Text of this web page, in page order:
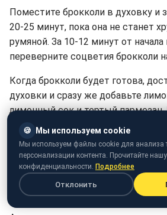
Поместите брокколи в духовку и
20-25 минут, пока она не станет
румяной. За 10-12 минут от начала
переверните соцветия брокколи
Когда брокколи будет готова,
духовки и сразу же добавьте
лимонный сок и тертый пармезан.
брокколи будет готова к подаче
всего, понравится всем, а не
гарниром.
Ранее мы рассказывали о том,
сделает котлеты пышными и
🍪 Мы используем cookie
Мы используем файлы cookie для анализа
персонализации контента. Прочитайте
конфиденциальности. Подробнее
Отклонить